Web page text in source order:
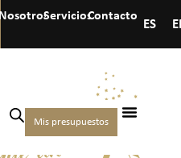
NosotrosServiciosContacto
ES
Mis presupuestos